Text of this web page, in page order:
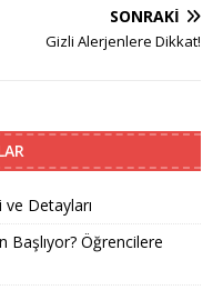
SONRAKI
Gizli Alerjenlere Dikkat!
Detayları
Başlıyor? Öğrencilere